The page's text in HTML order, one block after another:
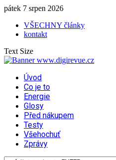
pátek 7 srpen 2026
VŠECHNY články
kontakt
Text Size
Úvod
Co je to
Energie
Glosy
Před nákupem
Testy
Všehochuť
Zprávy